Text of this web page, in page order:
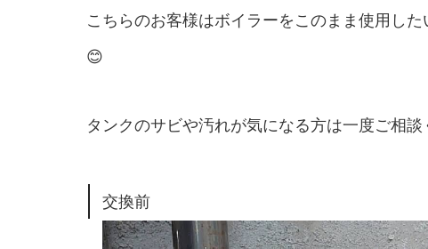
こちらのお客様はボイラーをこのまま使用し
😊
タンクのサビや汚れが気になる方は一度ご相談
交換前